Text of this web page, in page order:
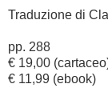
Traduzione di
pp. 288
€ 19,00
€ 11,99 (ebook)